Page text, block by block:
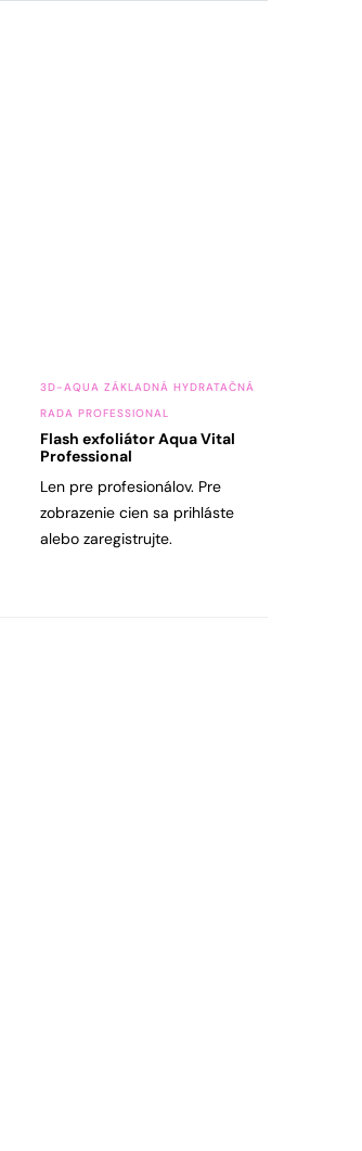
3D-AQUA ZÁKLADNÁ HYDRATAČNÁ
RADA PROFESSIONAL
Flash exfoliátor Aqua Vital
Professional
Len pre profesionálov. Pre
zobrazenie cien sa prihláste
alebo zaregistrujte.